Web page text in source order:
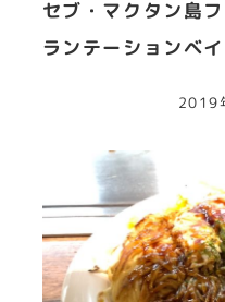
セブ・マクタン島
ランテーションベ
2019